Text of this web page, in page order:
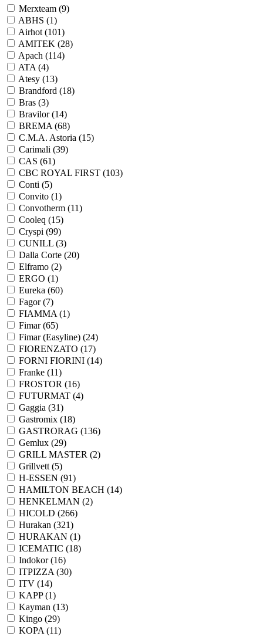
Merxteam (9)
ABHS (1)
Airhot (101)
AMITEK (28)
Apach (114)
ATA (4)
Atesy (13)
Brandford (18)
Bras (3)
Bravilor (14)
BREMA (68)
C.M.A. Astoria (15)
Carimali (39)
CAS (61)
CBC ROYAL FIRST (103)
Conti (5)
Convito (1)
Convotherm (11)
Cooleq (15)
Cryspi (99)
CUNILL (3)
Dalla Corte (20)
Elframo (2)
ERGO (1)
Eureka (60)
Fagor (7)
FIAMMA (1)
Fimar (65)
Fimar (Easyline) (24)
FIORENZATO (17)
FORNI FIORINI (14)
Franke (11)
FROSTOR (16)
FUTURMAT (4)
Gaggia (31)
Gastromix (18)
GASTRORAG (136)
Gemlux (29)
GRILL MASTER (2)
Grillvett (5)
H-ESSEN (91)
HAMILTON BEACH (14)
HENKELMAN (2)
HICOLD (266)
Hurakan (321)
HURAKAN (1)
ICEMATIC (18)
Indokor (16)
ITPIZZA (30)
ITV (14)
KAPP (1)
Kayman (13)
Kingo (29)
KOPA (11)